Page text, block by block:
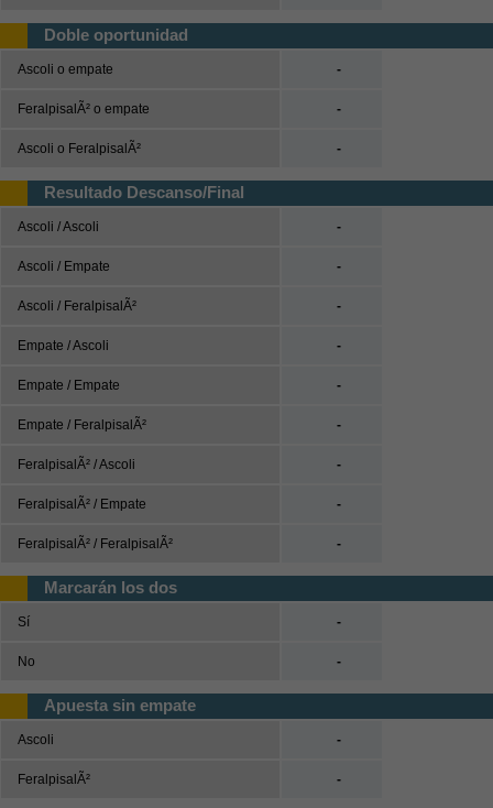
Doble oportunidad
Ascoli o empate
FeralpisalÃ² o empate
Ascoli o FeralpisalÃ²
-
-
-
Resultado Descanso/Final
Ascoli / Ascoli
Ascoli / Empate
Ascoli / FeralpisalÃ²
Empate / Ascoli
Empate / Empate
Empate / FeralpisalÃ²
FeralpisalÃ² / Ascoli
FeralpisalÃ² / Empate
FeralpisalÃ² / FeralpisalÃ²
-
-
-
-
-
-
-
-
-
Marcarán los dos
Sí
No
-
-
Apuesta sin empate
Ascoli
FeralpisalÃ²
-
-
UEFA Nations League
UEFA Nations League D
Baloncesto
España
ACB
Europa
Euroliga
Eurocup
Tenis
Béisbol
Casas de Apuestas